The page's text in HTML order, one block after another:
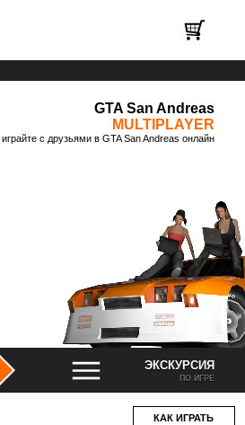
GTA San Andreas
MULTIPLAYER
играйте с друзьями в GTA San Andreas онлайн
ЭКСКУРСИЯ
ПО ИГРЕ
КАК ИГРАТЬ